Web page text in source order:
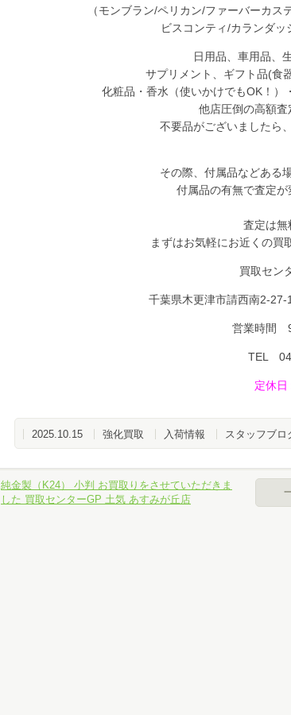
（モンブラン/ペリカン/ファーバーカ
ビスコンティ/カランダッ
日用品、車用品、
サプリメント、ギフト品(食
化粧品・香水（使いかけでもOK！）
他店圧倒の高額査
不要品がございましたら
その際、付属品などある
付属品の有無で査定が
査定は無
まずはお気軽にお近くの買
買取セン
千葉県木更津市請西南2-
営業時間
TEL
定休日
2025.10.15 強化買取 入荷情報 スタッフブロ
純金製（K24） 小判 お買取りをさせていただきま
した 買取センターGP 土気 あすみが丘店